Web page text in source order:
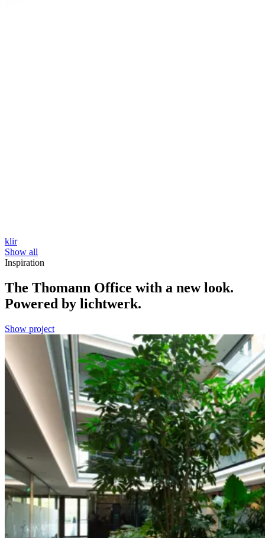
klir
Show all
Inspiration
The Thomann Office with a new look.
Powered by lichtwerk.
Show project